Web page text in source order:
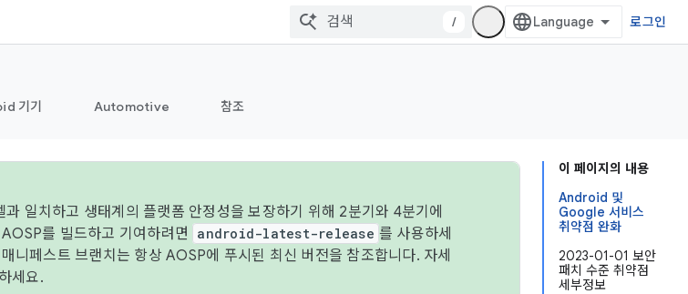
/ 로그인
기기 Automotive 참조
이 페이지의 내용
Android 및
Google 서비스
취약점 완화
2023-01-01 보안
패치 수준 취약점
세부정보
일치하고 생태계의 플랫폼 안정성을 보장하기 위해 2분기와 4분기에
를 빌드하고 기여하려면
android-latest-release 를 사용하세
매니페스트 브랜치는 항상 AOSP에 푸시된 최신 버전을 참조합니다. 자세
세요.